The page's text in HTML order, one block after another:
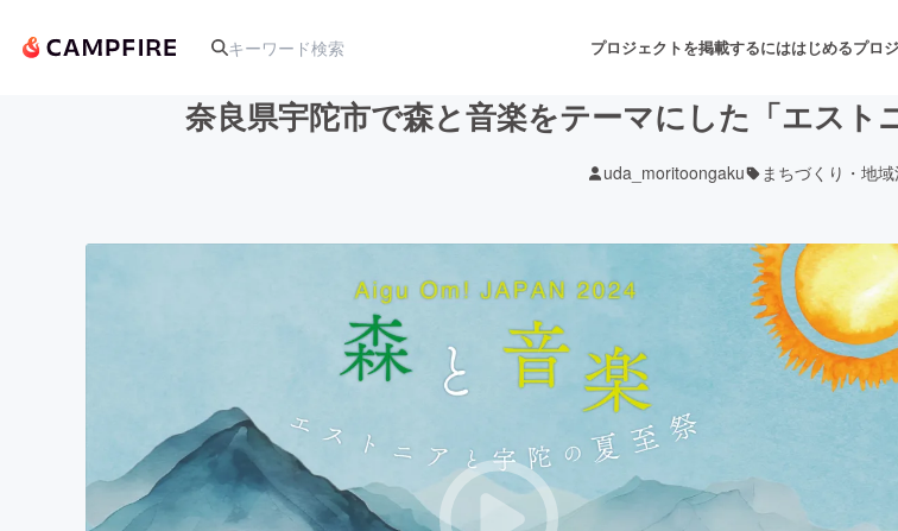
プロジェクトを掲載するにははじめるプロ
音楽 舞
テクノロジー・ガジェット ゲーム・サービス開発 フ
映像・映画 書籍・雑誌出版
ビジネス・起業 チャレンジ
奈良県宇陀市で森と音楽をテーマにした「エスト
uda_moritoongaku まちづくり・地